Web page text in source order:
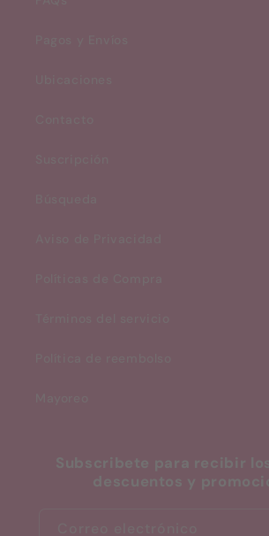
Subscribete para recibir
descuentos y